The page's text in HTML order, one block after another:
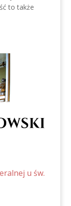
to także
u św.